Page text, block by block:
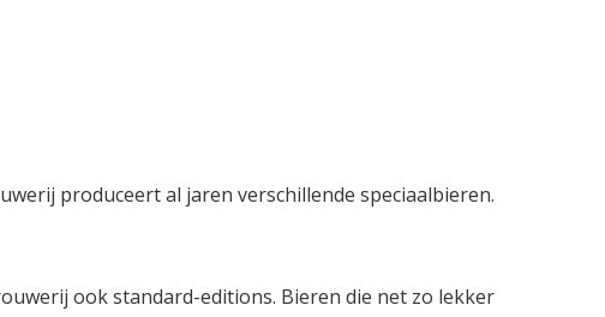
produceert al jaren verschillende speciaalbieren.
ook standard-editions. Bieren die net zo lekker